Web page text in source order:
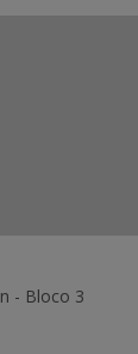
- Bloco 3